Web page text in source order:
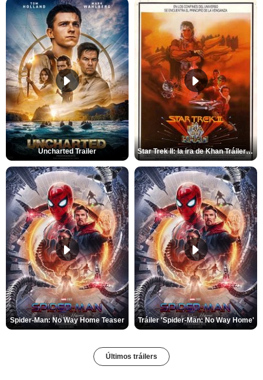
Uncharted Trailer Star Trek II: la ira de Khan Tráiler VO
Spider-Man: No Way Home Teaser Tráiler 'Spider-Man: No Way Home'
Últimos tráilers